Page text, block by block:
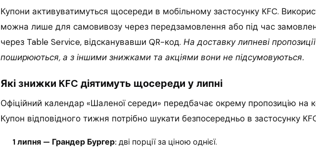
Купони активуватимуться щосереди в мобільному застосунку KFC.
можна лише для самовивозу через передзамовлення або під час
через Table Service, відсканувавши QR-код. На доставку липневі
поширюються, а з іншими знижками та акціями вони не підсумовуються.
Які знижки KFC діятимуть щосереди у липні
Офіційний календар «Шаленої середи» передбачає окрему пропозицію на
Купон відповідного тижня потрібно шукати безпосередньо в застосунку
1 липня — Грандер Бургер: дві порції за ціною однієї.